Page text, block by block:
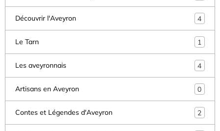
Découvrir l'Aveyron 4
Le Tarn 1
Les aveyronnais 4
Artisans en Aveyron 0
Contes et Légendes d'Aveyron 2